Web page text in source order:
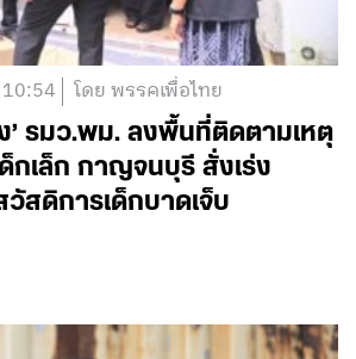
โดย พรรคเพื่อไทย
’ รมว.พม. ลงพื้นที่ติดตามเหตุ
กเล็ก กาญจนบุรี สั่งเร่ง
วัสดิการเด็กบาดเจ็บ